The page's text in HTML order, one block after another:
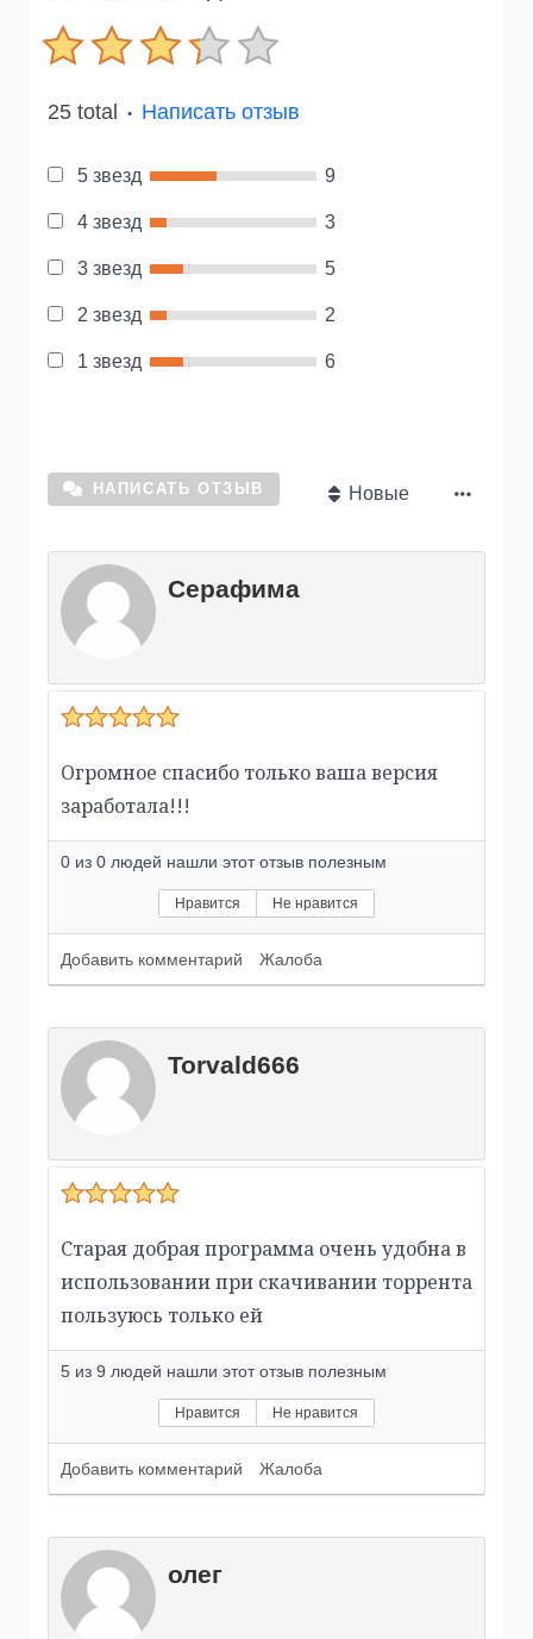
25 total ● Написать отзыв
5 звезд 9
4 звезд 3
3 звезд 5
2 звезд 2
1 звезд 6
НАПИСАТЬ ОТЗЫВ Новые
Серафима
Огромное спасибо только ваша версия
заработала!!!
0 из 0 людей нашли этот отзыв полезным
Нравится Не нравится
Добавить комментарий Жалоба
Torvald666
Старая добрая программа очень удобна в
использовании при скачивании торрента
пользуюсь только ей
5 из 9 людей нашли этот отзыв полезным
Нравится Не нравится
Добавить комментарий Жалоба
олег